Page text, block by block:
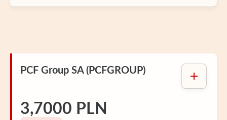
PCF Group SA (PCFGROUP)
3,7000 PLN